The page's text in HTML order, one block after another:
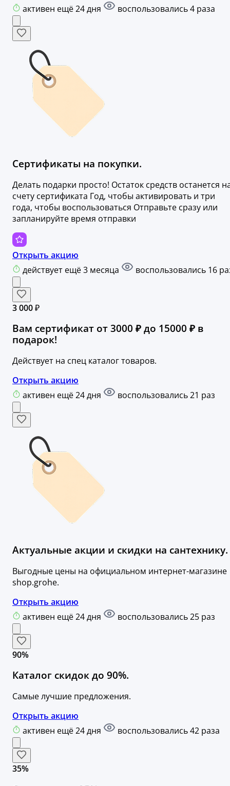
активен ещё 24 дня воспользовались 4 раза
Сертификаты на покупки.
Делать подарки просто! Остаток средств останется
счету сертификата Год, чтобы активировать и три
года, чтобы воспользоваться Отправьте сразу или
запланируйте время отправки
Открыть акцию
действует ещё 3 месяца
воспользовались 16
3 000 ₽
Вам сертификат от 3000 ₽ до 15000 ₽ в
подарок!
Действует на спец каталог товаров.
Открыть акцию
активен ещё 24 дня
воспользовались 21 раз
Актуальные акции и скидки на сантехнику.
Выгодные цены на официальном интернет-магазине
shop.grohe.
Открыть акцию
активен ещё 24 дня
воспользовались 25 раз
90%
Каталог скидок до 90%.
Самые лучшие предложения.
Открыть акцию
активен ещё 24 дня
воспользовались 42 раза
35%